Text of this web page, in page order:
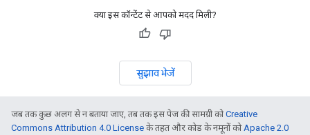
क्या इस कॉन्टेंट से आपको मदद मिली?
सुझाव भेजें
जब तक कुछ अलग से न बताया जाए, तब तक इस पेज की सामग्री कोCreative
Commons Attribution 4.0 License के तहत और कोड के नमूनों को Apache 2.0